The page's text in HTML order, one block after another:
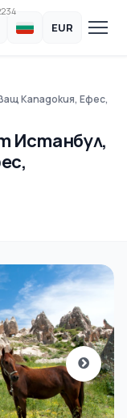
EUR
Кападокия, Ефес,
Истанбул,